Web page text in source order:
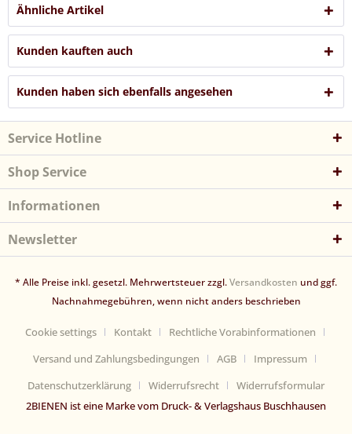
Ähnliche Artikel
Kunden kauften auch
Kunden haben sich ebenfalls angesehen
Service Hotline
Shop Service
Informationen
Newsletter
* Alle Preise inkl. gesetzl. Mehrwertsteuer zzgl.Versandkosten und ggf.
Nachnahmegebühren, wenn nicht anders beschrieben
Cookie settings Kontakt
Rechtliche Vorabinformationen
Versand und Zahlungsbedingungen
AGB
Impressum
Datenschutzerklärung
Widerrufsrecht
Widerrufsformular
2BIENEN ist eine Marke vom Druck- & Verlagshaus Buschhausen